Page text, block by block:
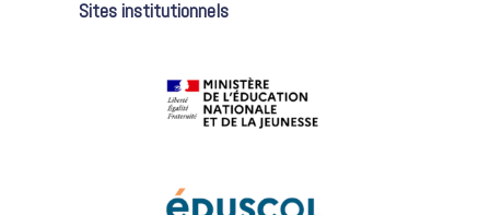
Sites institutionnels